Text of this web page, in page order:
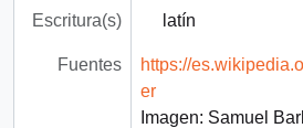
Escritura(s) latín
Fuentes
https://
er
Imagen: Samuel